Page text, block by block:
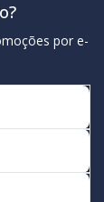
por e-